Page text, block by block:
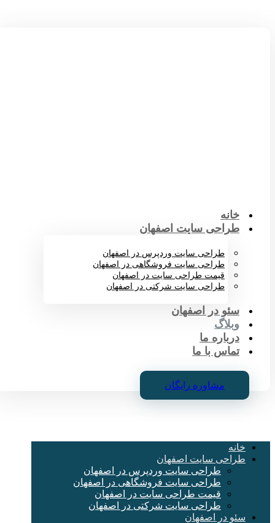
خانه
طراحی سایت اصفهان
طراحی سایت وردپرس در اصفهان
طراحی سایت فروشگاهی در اصفهان
قیمت طراحی سایت در اصفهان
طراحی سایت شرکتی در اصفهان
سئو در اصفهان
وبلاگ
درباره ما
تماس با ما
مشاوره رایگان
خانه
طراحی سایت اصفهان
طراحی سایت وردپرس در اصفهان
طراحی سایت فروشگاهی در اصفهان
قیمت طراحی سایت در اصفهان
طراحی سایت شرکتی در اصفهان
سئو در اصفهان